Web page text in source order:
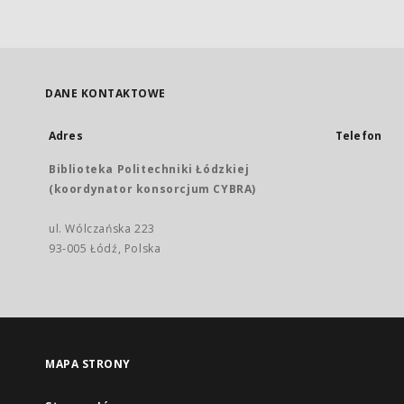
DANE KONTAKTOWE
Adres
Biblioteka Politechniki Łódzkiej
(koordynator konsorcjum CYBRA)
ul. Wólczańska 223
93-005 Łódź, Polska
Telefon
MAPA STRONY